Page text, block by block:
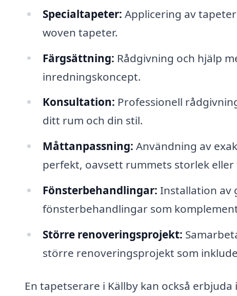
Specialtapeter: Applicering av
woven tapeter.
Färgsättning: Rådgivning och hjälp
inredningskoncept.
Konsultation: Professionell
ditt rum och din stil.
Måttanpassning: Användning av
perfekt, oavsett rummets storlek eller
Fönsterbehandlingar: Installation av
fönsterbehandlingar som
Större renoveringsprojekt:
större renoveringsprojekt som
En tapetserare i Källby kan också